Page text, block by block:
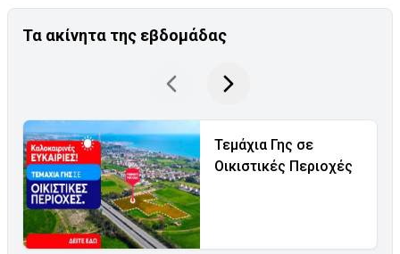
Τα ακίνητα της εβδομάδας
Τεμάχια Γης σε
Οικιστικές Περιοχές